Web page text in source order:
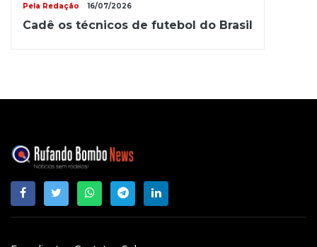
Pela Redação 16/07/2026
Cadê os técnicos de futebol do Brasil